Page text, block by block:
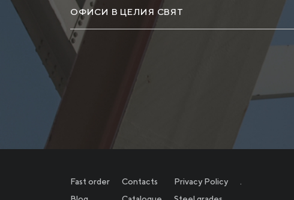
ОФИСИ В ЦЕЛИЯ СВЯТ
Fast order
Contacts
Privacy Policy
.